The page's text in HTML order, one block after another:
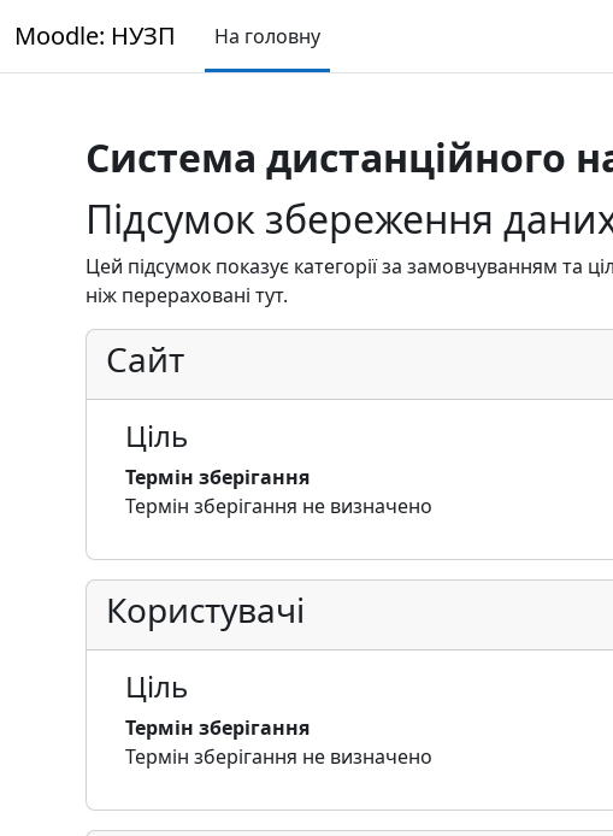
Moodle: НУЗП На головну
Система дистанційного
Підсумок збереження
Цей підсумок показує категорії за замовчуванням та
ніж перераховані тут.
Сайт
Ціль
Термін зберігання
Термін зберігання не визначено
Користувачі
Ціль
Термін зберігання
Термін зберігання не визначено